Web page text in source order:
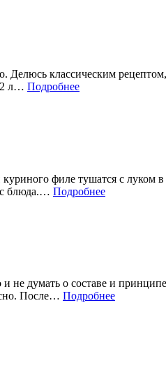
классическим
2 л… Подробнее
филе тушатся с луком
блюда.… Подробнее
думать о составе и
После… Подробнее